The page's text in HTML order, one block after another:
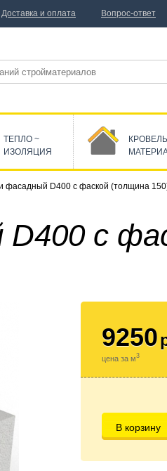
фасадный D400 с фаской (толщина
D400 с
9250
цена за м3
В корзину
ТЕПЛО ~
ИЗОЛЯЦИЯ
Доставка и оплата Вопрос-ответ